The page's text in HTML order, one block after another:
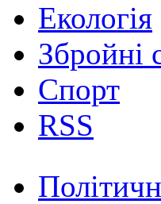
Екологія
Збройні
Спорт
RSS